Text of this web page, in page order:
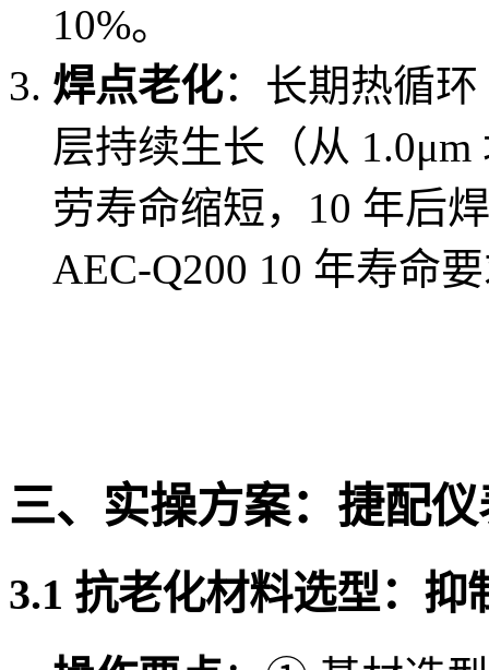
10%。
焊点老化：长期热循
层持续生长（从
劳寿命缩短，10 年后
AEC-Q200 10 年寿命
三、实操方案：捷配
3.1 抗老化材料选型：抑